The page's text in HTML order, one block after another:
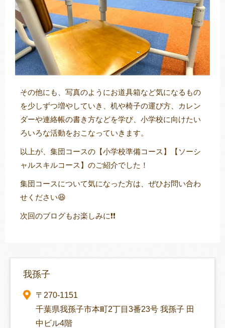
その他にも、写真のようにお道具箱など気になるもの
を少しずつ増やしていき、机や椅子の運び方、カレン
ダーや連絡帳の書き方などを学び、小学校に向けたい
ろいろな活動をおこなっていきます。
以上が、集団コースの【小学校準備コース】【ソーシ
ャルスキルコース】のご紹介でした！
集団コースについて気になった方は、ぜひお問い合わ
せください😆
次回のブログもお楽しみに❗❗
我孫子
〒270-1151
千葉県我孫子市本町2丁目3番23号 我孫子 田
中ビル4階